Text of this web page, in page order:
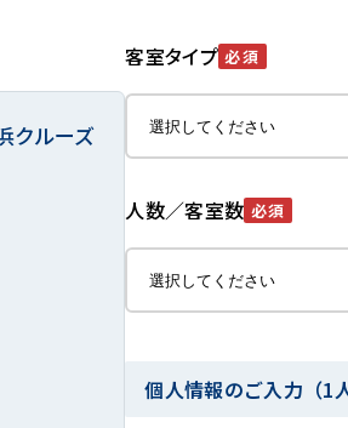
ルーズ
客室タイプ 必須
人数／客室数 必須
個人情報のご入力（1人